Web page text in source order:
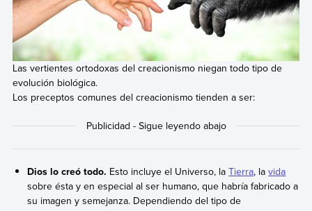
Las vertientes ortodoxas del creacionismo niegan todo tipo de
evolución biológica.
Los preceptos comunes del creacionismo tienden a ser:
Dios lo creó todo. Esto incluye el Universo, laTierra, lavida
sobre ésta y en especial al ser humano, que habría fabricado a
su imagen y semejanza. Dependiendo del tipo de